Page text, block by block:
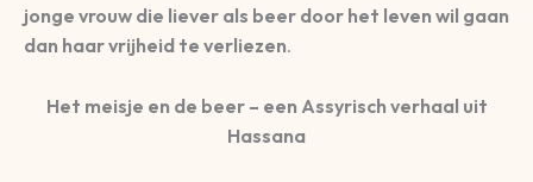
jonge vrouw die liever als beer door het leven wil gaan
dan haar vrijheid te verliezen.
Het meisje en de beer – een Assyrisch verhaal uit
Hassana